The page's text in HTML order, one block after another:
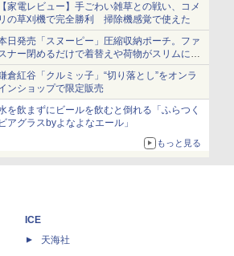
家電レビュー】手ごわい雑草との戦い、コメ
の草刈機で完全勝利 掃除機感覚で使えた
日発売「スヌーピー」圧縮収納ポーチ。ファ
ナー閉めるだけで着替えや荷物がスリムにま
まる
倉紅谷「クルミッ子」“切り落とし”をオンラ
ンショップで限定販売
を飲まずにビールを飲むと倒れる「ふらつく
アグラスbyよなよなエール」
もっと見る
ICE
天海社